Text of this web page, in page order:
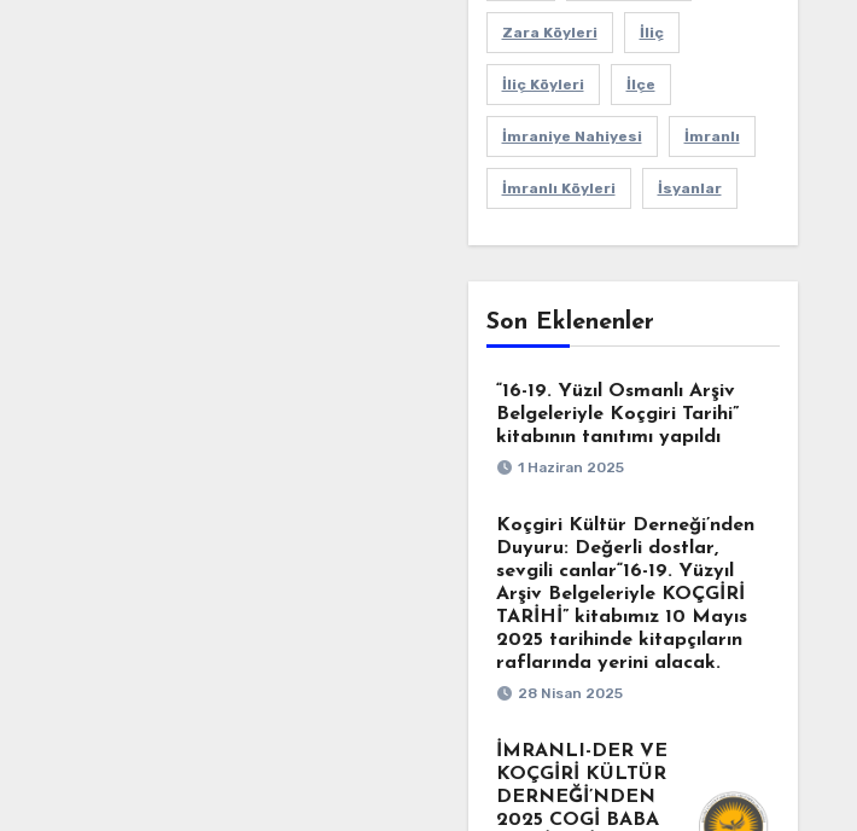
Zara Köyleri İliç
İliç Köyleri İlçe
İmraniye Nahiyesi İmranlı
İmranlı Köyleri İsyanlar
Son Eklenenler
“16-19. Yüzıl Osmanlı Arşiv
Belgeleriyle Koçgiri Tarihi”
kitabının tanıtımı yapıldı
1 Haziran 2025
Koçgiri Kültür Derneği’nden
Duyuru: Değerli dostlar,
sevgili canlar“16-19. Yüzyıl
Arşiv Belgeleriyle KOÇGİRİ
TARİHİ” kitabımız 10 Mayıs
2025 tarihinde kitapçıların
raflarında yerini alacak.
28 Nisan 2025
İMRANLI-DER VE
KOÇGİRİ KÜLTÜR
DERNEĞİ’NDEN
2025 COGİ BABA